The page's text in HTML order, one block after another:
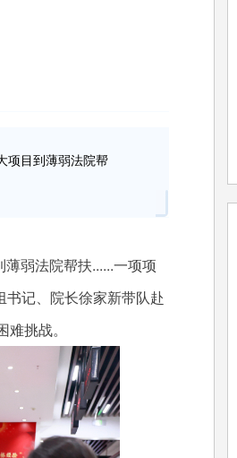
目到薄弱法院帮
弱法院帮扶......一项项
记、院长徐家新带队赴
挑战。